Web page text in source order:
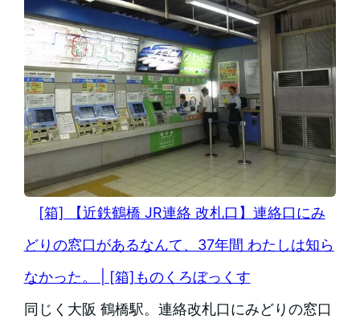
[箱] 【近鉄鶴橋 JR連絡 改札口】連絡口にみ
どりの窓口があるなんて、37年間 わたしは知ら
なかった。 | [箱]ものくろぼっくす
同じく大阪 鶴橋駅。連絡改札口にみどりの窓口